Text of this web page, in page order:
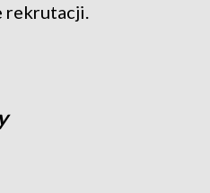
rekrutacji.